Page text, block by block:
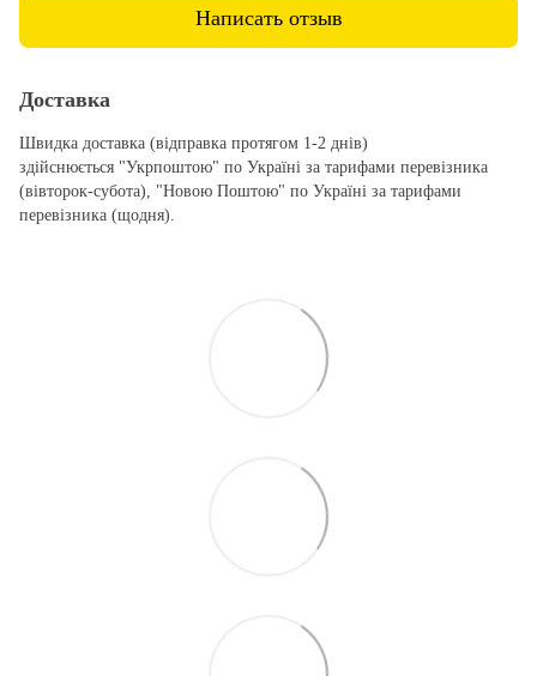
Написать отзыв
Доставка
Швидка доставка (відправка протягом 1-2 днів)
здійснюється "Укрпоштою" по Україні за тарифами перевізника
(вівторок-субота), "Новою Поштою" по Україні за тарифами
перевізника (щодня).